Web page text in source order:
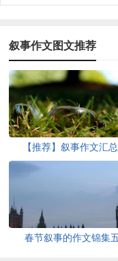
叙事作文图文推荐
【推荐】叙事作文汇
春节叙事的作文锦集